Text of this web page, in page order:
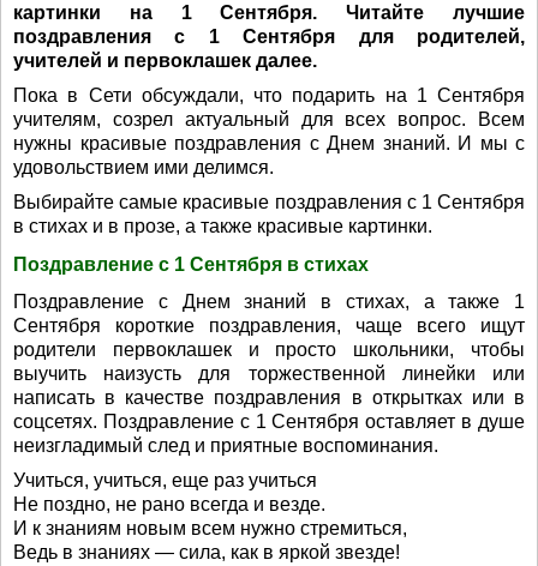
картинки на 1 Сентября. Читайте лучшие
поздравления с 1 Сентября для родителей,
учителей и первоклашек далее.
Пока в Сети обсуждали, что подарить на 1 Сентября
учителям, созрел актуальный для всех вопрос. Всем
нужны красивые поздравления с Днем знаний. И мы с
удовольствием ими делимся.
Выбирайте самые красивые поздравления с 1 Сентября
в стихах и в прозе, а также красивые картинки.
Поздравление с 1 Сентября в стихах
Поздравление с Днем знаний в стихах, а также 1
Сентября короткие поздравления, чаще всего ищут
родители первоклашек и просто школьники, чтобы
выучить наизусть для торжественной линейки или
написать в качестве поздравления в открытках или в
соцсетях. Поздравление с 1 Сентября оставляет в душе
неизгладимый след и приятные воспоминания.
Учиться, учиться, еще раз учиться
Не поздно, не рано всегда и везде.
И к знаниям новым всем нужно стремиться,
Ведь в знаниях — сила, как в яркой звезде!